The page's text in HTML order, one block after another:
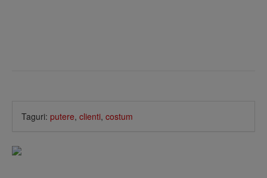
Taguri: putere, clienti, costum